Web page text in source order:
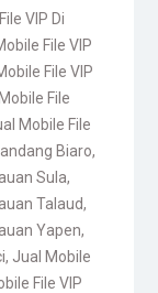
VIP Di
File VIP
File VIP
File
Mobile File
Biaro,
Sula,
Talaud,
Yapen,
, Jual Mobile
File VIP